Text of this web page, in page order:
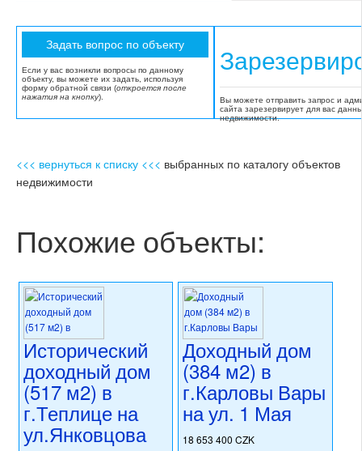
Если у вас возникли вопросы по данному
объекту, вы можете их задать, используя
форму обратной связи (откроется после
нажатия на кнопку).
Вы можете отправить запрос и
сайта зарезервирует для вас
недвижимости.
<<< вернуться к списку <<< выбранных по каталогу объектов
недвижимости
Похожие объекты:
Исторический
доходный дом
(517 м2) в
г.Теплице на
ул.Янковцова
Доходный дом
(384 м2) в
г.Карловы Вары
на ул. 1 Мая
18 653 400 CZK